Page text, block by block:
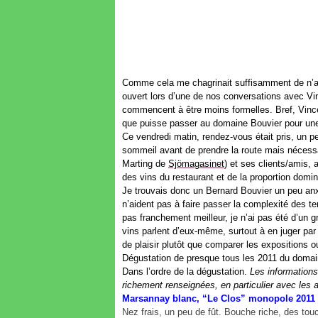
Comme cela me chagrinait suffisamment de
ouvert lors d’une de nos conversations avec
commencent à être moins formelles. Bref,
que puisse passer au domaine Bouvier pour
Ce vendredi matin, rendez-vous était pris, un
sommeil avant de prendre la route mais
Marting de Sjömagasinet) et ses clients/amis,
des vins du restaurant et de la proportion
Je trouvais donc un Bernard Bouvier un peu
n’aident pas à faire passer la complexité des
pas franchement meilleur, je n’ai pas été
vins parlent d’eux-même, surtout à en juger
de plaisir plutôt que comparer les expositions
Dégustation de presque tous les 2011 du
Dans l’ordre de la dégustation. Les
richement renseignées, en particulier avec les
Marsannay blanc, “Le Clos” monopole 2011
Nez frais, un peu de fût. Bouche riche, des